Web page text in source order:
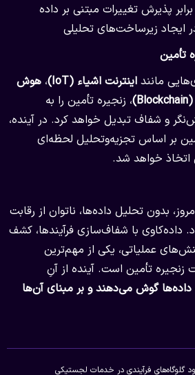
پذیرش تغییرات مبتنی بر داده
ایجاد زیرساخت‌های تحلیلی
تأمین
مانند اینترنت اشیاء (IoT) ، هوش
(Blockchain)
، زنجیره تأمین را به
و شفاف تبدیل خواهد کرد. در آینده،
بر اساس تجزیه‌وتحلیل لحظه‌ای
خواهد شد.
بدون تحلیل داده‌ها، ناتوان از رقابت
داده‌کاوی با شفاف‌سازی فرآیندها، کشف
عملیاتی، یکی از مهم‌ترین
زنجیره تأمین است. آینده از آنِ
داده‌ها گوش می‌دهند و بر مبنای آن‌ها
گلوگاه‌های فرآیندی در خدمات لجستیکی